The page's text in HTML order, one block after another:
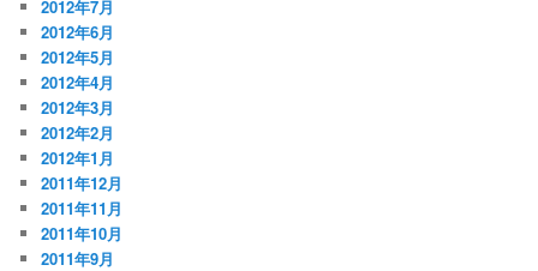
2012年7月
2012年6月
2012年5月
2012年4月
2012年3月
2012年2月
2012年1月
2011年12月
2011年11月
2011年10月
2011年9月